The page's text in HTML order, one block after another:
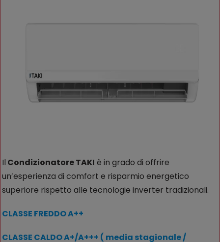
Il Condizionatore TAKI è in grado di offrire
un’esperienza di comfort e risparmio energetico
superiore rispetto alle tecnologie inverter tradizionali.
CLASSE FREDDO A++
CLASSE CALDO A+/A+++ ( media stagionale /